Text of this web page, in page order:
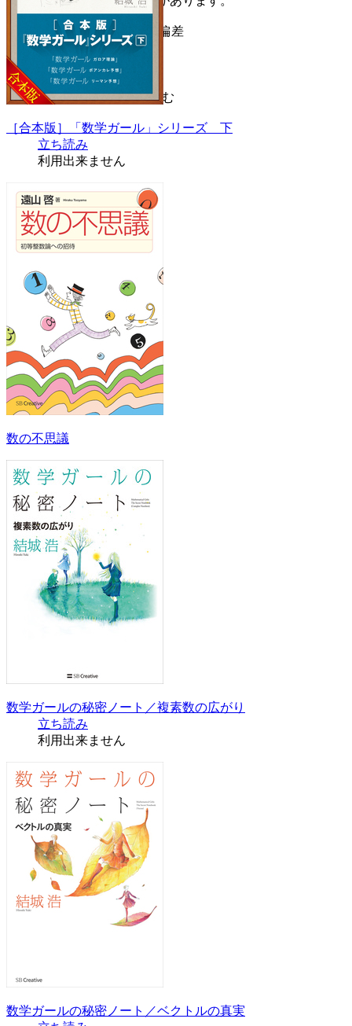
■第1章 平均・分散・標準偏差
■第2章 正規分布
■第3章 いろいろな分布
■第4章 推測統計
■第5章 仮説検定続きを読む
［合本版］「数学ガール」シリーズ 下
立ち読み
利用出来ません
数の不思議
数学ガールの秘密ノート／複素数の広がり
立ち読み
利用出来ません
数学ガールの秘密ノート／ベクトルの真実